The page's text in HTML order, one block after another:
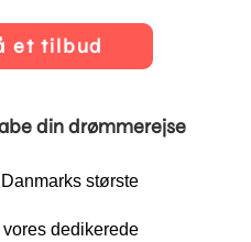
et tilbud
din drømmerejse
største
dedikerede